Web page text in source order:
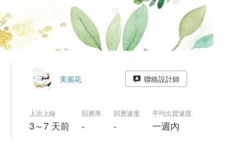
美麗花 聯絡設計師
上次上線
3～7 天前
回應率
-
回應速度
-
平均出貨速度
一週內